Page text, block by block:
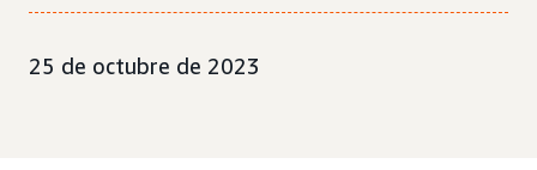
25 de octubre de 2023